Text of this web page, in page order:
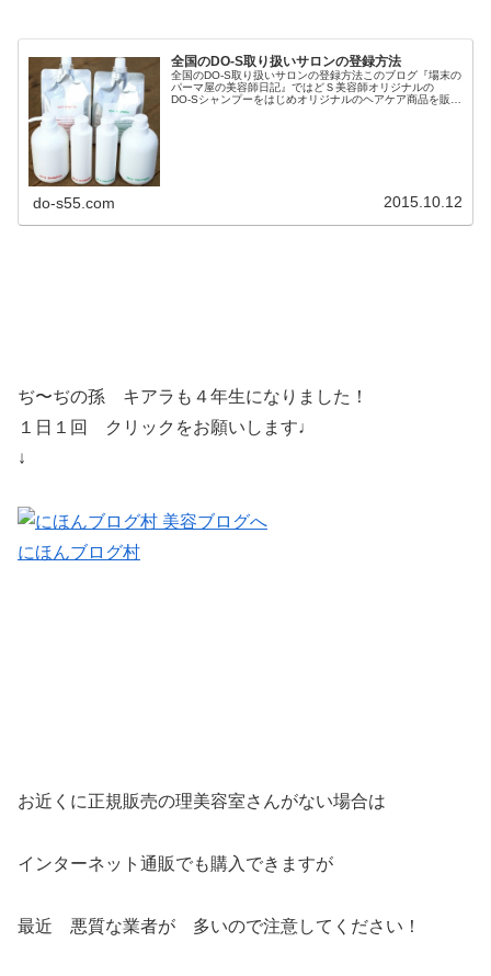
全国のDO-S取り扱いサロンの登録方法
全国のDO-S取り扱いサロンの登録方法このブログ『場末の
パーマ屋の美容師日記』ではどＳ美容師オリジナルの
DO-Sシャンプーをはじめオリジナルのヘアケア商品を販売
do-s55.com 2015.10.12
ぢ〜ぢの孫 キアラも４年生になりました！
１日１回 クリックをお願いします♩
↓
にほんブログ村
お近くに正規販売の理美容室さんがない場合は
インターネット通販でも購入できますが
最近 悪質な業者が 多いので注意してください！